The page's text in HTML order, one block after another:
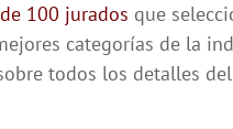
100 jurados que
categorías de la
todos los detalles